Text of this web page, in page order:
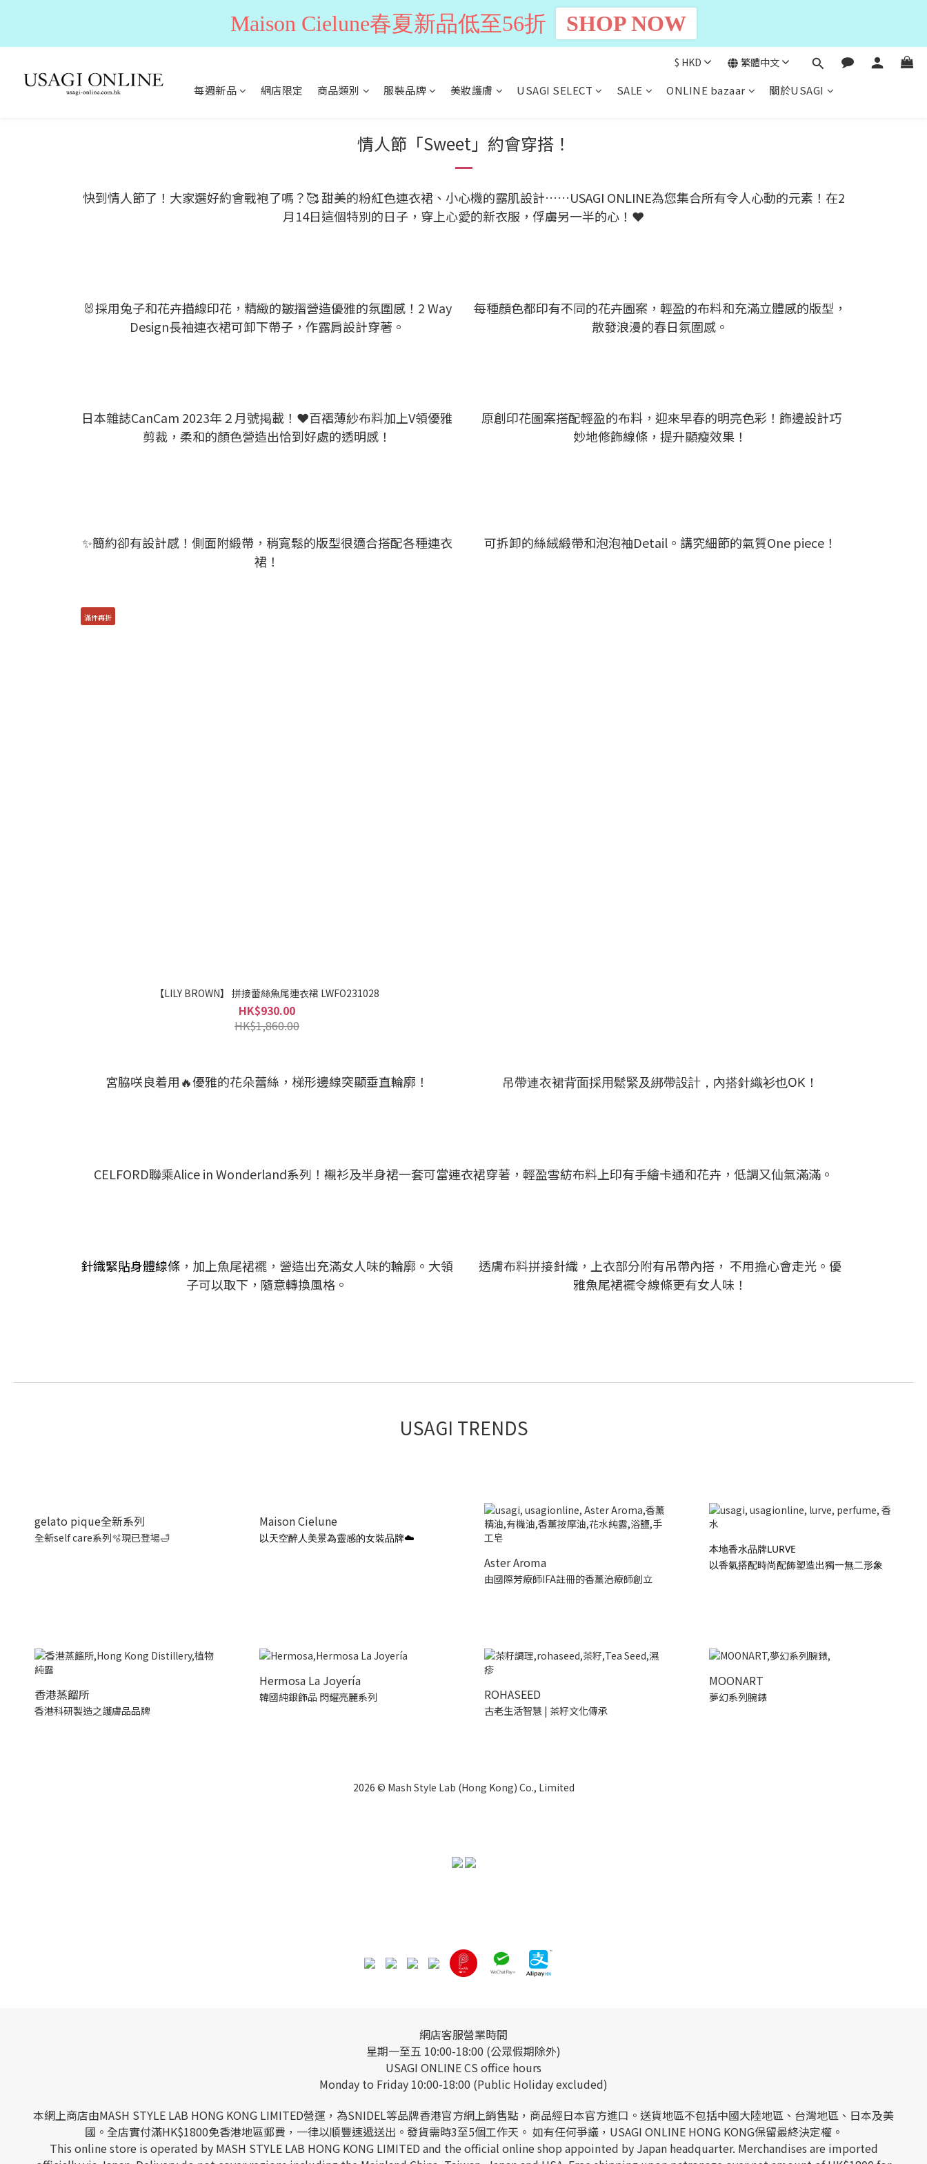
每週新品 網店限定 商品類別 服裝品牌 美妝護膚 USAGI SELECT SALE ONLINE bazaar 關於USAGI
$ HKD 繁體中文
情人節「Sweet」約會穿搭！
快到情人節了！大家選好約會戰袍了嗎？🥰 甜美的粉紅色連衣裙、小心機的露肌設計……USAGI ONLINE為您集合所有令人心動的元素！在2
月14日這個特別的日子，穿上心愛的新衣服，俘虜另一半的心！❤
🐰採用兔子和花卉描線印花，精緻的皺摺營造優雅的氛圍感！2 Way
Design長袖連衣裙可卸下帶子，作露肩設計穿著。
每種顏色都印有不同的花卉圖案，輕盈的布料和充滿立體感的版型，
散發浪漫的春日氛圍感。
日本雜誌CanCam 2023年２月號掲載！❤百褶薄紗布料加上V領優雅
剪裁，柔和的顏色營造出恰到好處的透明感！
原創印花圖案搭配輕盈的布料，迎來早春的明亮色彩！飾邊設計巧
妙地修飾線條，提升顯瘦效果！
✨簡約卻有設計感！側面附緞帶，稍寬鬆的版型很適合搭配各種連衣
裙！
可拆卸的絲絨緞帶和泡泡袖Detail。講究細節的氣質One piece！
滿件再折
【LILY BROWN】 拼接蕾絲魚尾連衣裙 LWFO231028
HK$930.00
HK$1,860.00
宮脇咲良着用🔥優雅的花朵蕾絲，梯形邊線突顯垂直輪廓！ 吊帶連衣裙背面採用鬆緊及綁帶設計，內搭針織衫也OK！
CELFORD聯乘Alice in Wonderland系列！襯衫及半身裙一套可當連衣裙穿著，輕盈雪紡布料上印有手繪卡通和花卉，低調又仙氣滿滿。
針織緊貼身體線條 ，加上魚尾裙襬，營造出充滿女人味的輪廓。大領
子可以取下，隨意轉換風格。
透膚布料拼接針織，上衣部分附有吊帶內搭， 不用擔心會走光。優
雅魚尾裙襬令線條更有女人味！
USAGI TRENDS
gelato pique全新系列
全新self care系列🫧現已登場🛁
Maison Cielune
以天空醉人美景為靈感的女裝品牌☁️
Aster Aroma
由國際芳療師IFA註冊的香薰治療師創立
本地香水品牌LURVE
以香氣搭配時尚配飾塑造出獨一無二形象
香港蒸餾所
香港科研製造之護膚品品牌
Hermosa La Joyería
韓國純銀飾品 閃耀亮麗系列 ROHASEED
古老生活智慧 | 茶籽文化傳承
MOONART
夢幻系列腕錶
2026 © Mash Style Lab (Hong Kong) Co., Limited
網店客服營業時間
星期一至五 10:00-18:00 (公眾假期除外)
USAGI ONLINE CS office hours
Monday to Friday 10:00-18:00 (Public Holiday excluded)
本網上商店由MASH STYLE LAB HONG KONG LIMITED營運，為SNIDEL等品牌香港官方網上銷售點，商品經日本官方進口。送貨地區不包括中國大陸地區、台灣地區、日本及美
國。全店實付滿HK$1800免香港地區郵費，一律以順豐速遞送出。發貨需時3至5個工作天。 如有任何爭議，USAGI ONLINE HONG KONG保留最終決定權。
This online store is operated by MASH STYLE LAB HONG KONG LIMITED and the official online shop appointed by Japan headquarter. Merchandises are imported
Maison Cielune春夏新品低至56折 SHOP NOW